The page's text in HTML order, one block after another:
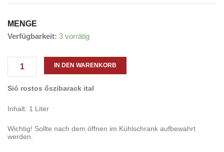
MENGE
Verfügbarkeit: 3 vorrätig
"SIO"
IN DEN WARENKORB
Sió rostos őszibarack ital
Inhalt: 1 Liter
Wichtig! Sollte nach dem öffnen im Kühlschrank aufbewahrt
werden.